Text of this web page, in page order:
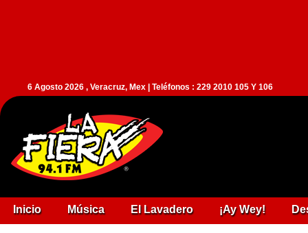
6 Agosto 2026 , Veracruz, Mex | Teléfonos : 229 2010 105 Y 106
Inicio Música El Lavadero ¡Ay Wey!